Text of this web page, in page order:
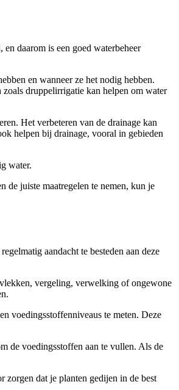
daarom is een goed waterbeheer
en wanneer ze het nodig hebben.
druppelirrigatie kan helpen om water
Het verbeteren van de drainage kan
helpen bij drainage, vooral in gebieden
water.
de juiste maatregelen te nemen, kun je
aandacht te besteden aan deze
vergeling, verwelking of ongewone
voedingsstoffenniveaus te meten. Deze
de voedingsstoffen aan te vullen. Als de
zorgen dat je planten gedijen in de best